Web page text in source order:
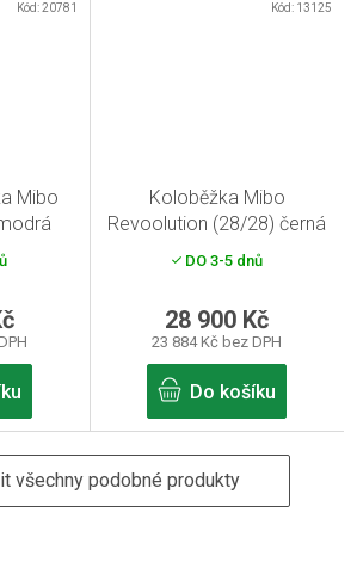
Mibo
Kód:20781
Koloběžka Mibo
Revoolution (28/28) černá
DO 3-5 dnů
23 884 Kč bez DPH
28 900 Kč
Do košíku
Kód: 13125
všechny podobné produkty